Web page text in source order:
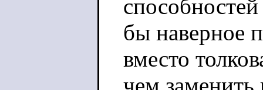
бы наверное
вместо